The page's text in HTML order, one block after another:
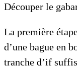
Découper le
La première
d’une bague en
tranche d’if